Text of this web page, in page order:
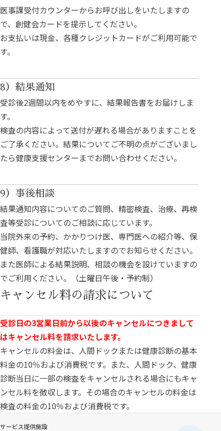
医事課受付カウンターからお呼び出しをいたしますの
で、創健会カードを提示してください。
お支払いは現金、各種クレジットカードがご利用可能で
す。
8）結果通知
受診後2週間以内をめやすに、結果報告書をお届けしま
す。
検査の内容によって送付が遅れる場合がありますことを
ご了承ください。結果についてご不明の点がございまし
たら健康支援センターまでお問い合わせください。
9）事後相談
結果通知内容についてのご質問、精密検査、治療、再検
査等受診についてのご相談に応じています。
当院外来の予約、かかりつけ医、専門医への紹介等、保
健師、看護職が対応いたしますのでお知らせください。
また医師による結果説明、相談の機会を設けていますの
でご利用ください。（土曜日午後・予約制）
キャンセル料の請求について
受診日の3営業日前から以後のキャンセルにつきまして
はキャンセル料を請求いたします。
キャンセルの料金は、人間ドックまたは健康診断の基本
料金の10％および消費税です。また、人間ドック、健康
診断当日に一部の検査をキャンセルされる場合にもキャ
ンセル料を徴収します。その場合のキャンセルの料金は
検査の料金の10％および消費税です。
サービス提供施設